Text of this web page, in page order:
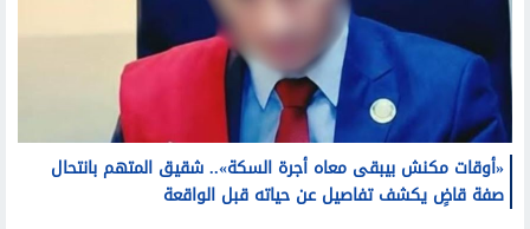
«أوقات مكنش بيبقى معاه أجرة السكة».. شقيق المتهم بانتحال
صفة قاضٍ يكشف تفاصيل عن حياته قبل الواقعة